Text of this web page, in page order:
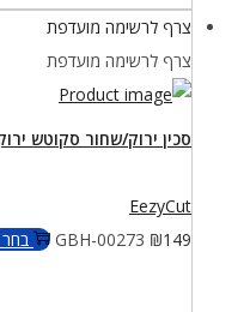
צרף לרשימה מועדפת
צרף לרשימה מועדפת
סכין ירוק/שחור סקוטש
EezyCut
GBH-00273 ₪149 בחר